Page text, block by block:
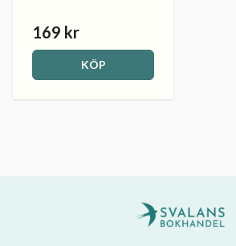
169 kr
KÖP